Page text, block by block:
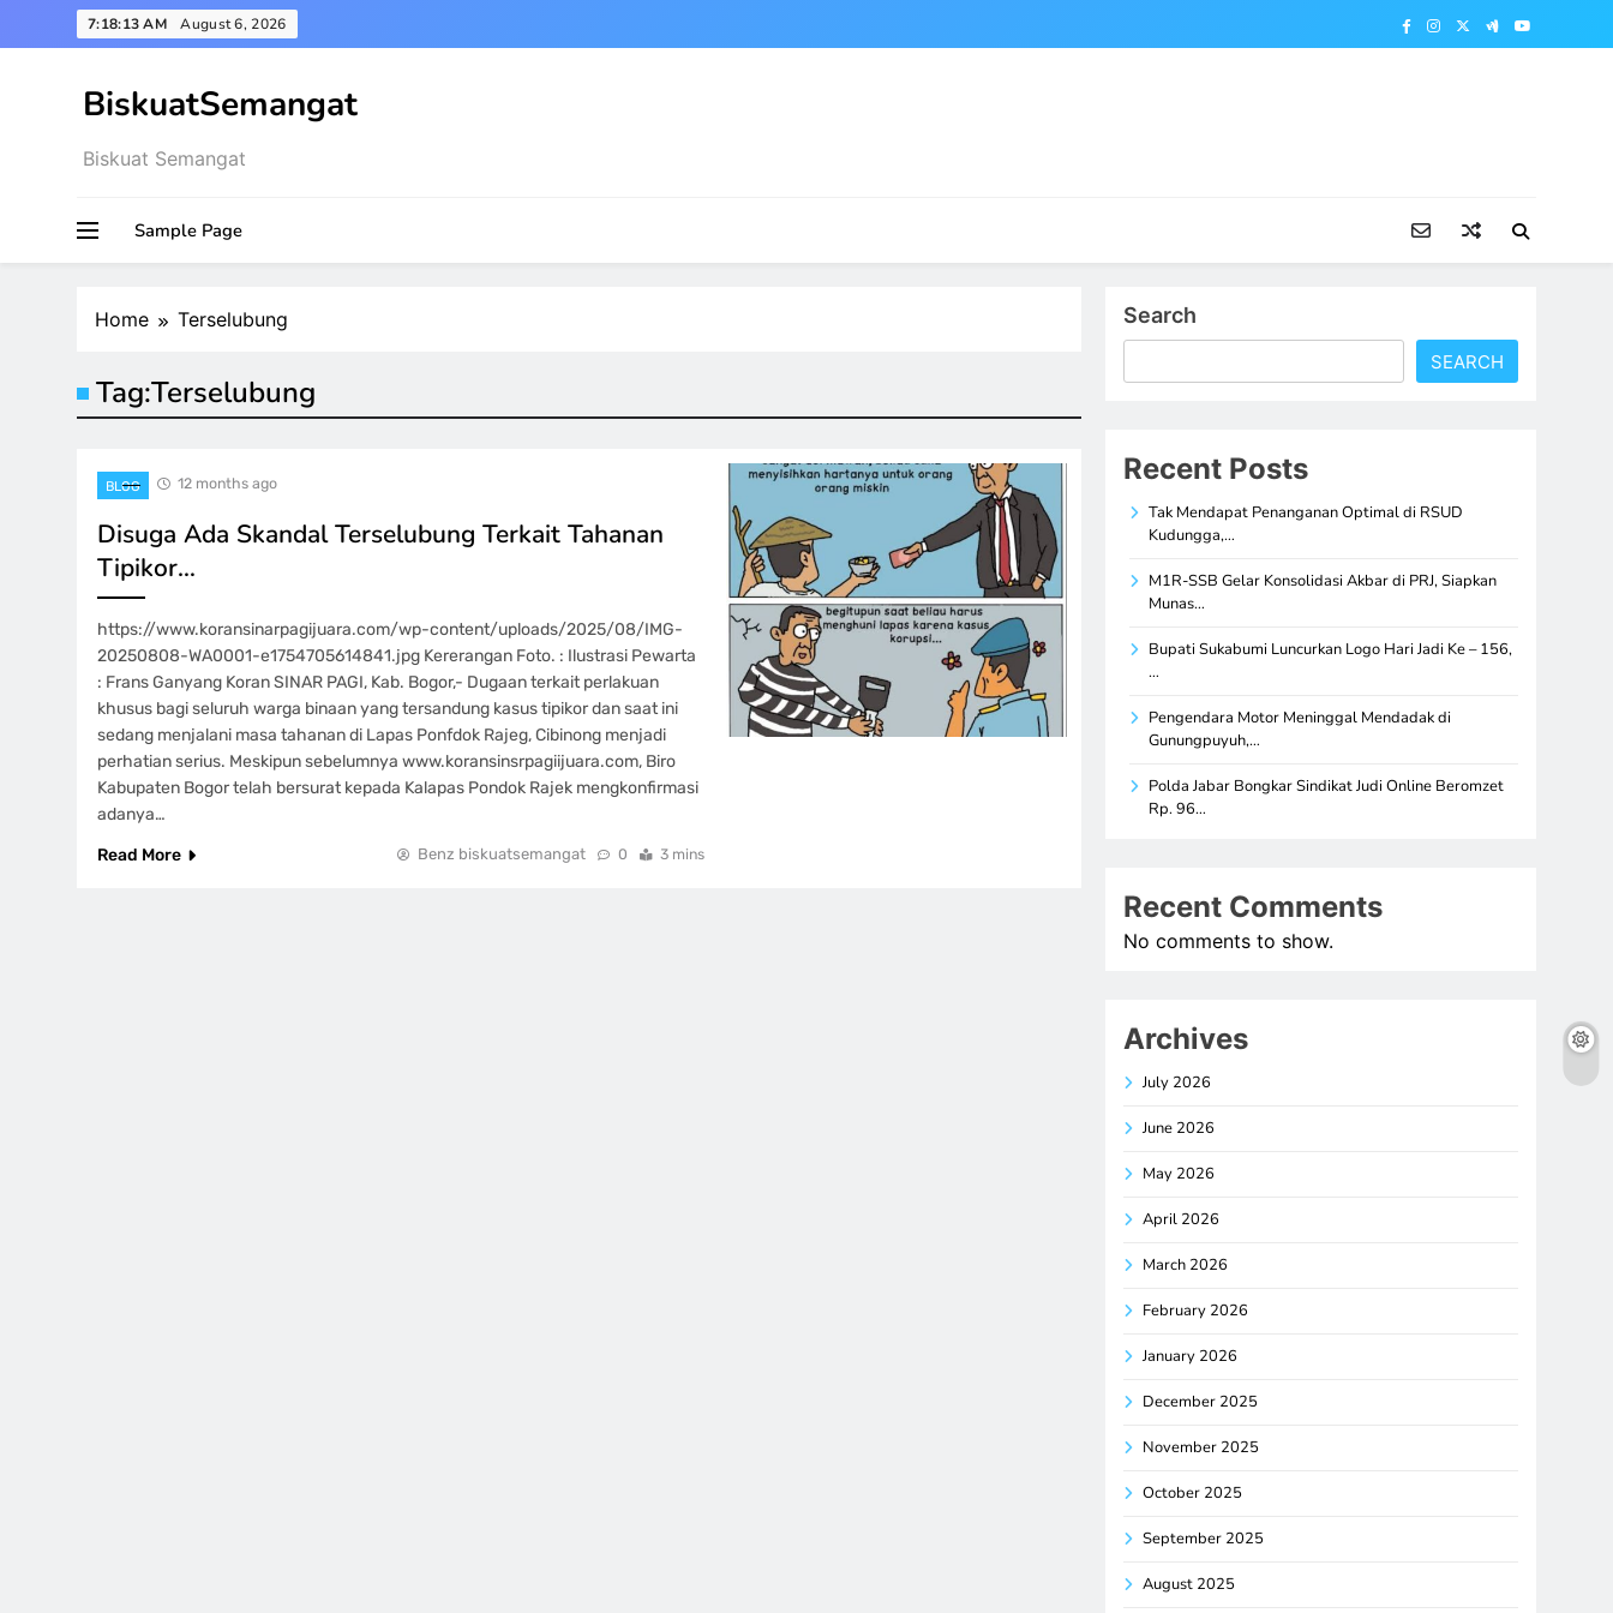
to
7:18:13 AM August 6, 2026
BiskuatSemangat
Biskuat Semangat
Sample Page
Home Terselubung
Tag:Terselubung
BLOG 12 months ago
Disuga Ada Skandal Terselubung Terkait Tahanan
Tipikor…
https://www.koransinarpagijuara.com/wp-content/uploads/2025/08/IMG-
20250808-WA0001-e1754705614841.jpg Kererangan Foto. : Ilustrasi Pewarta
: Frans Ganyang Koran SINAR PAGI, Kab. Bogor,- Dugaan terkait perlakuan
khusus bagi seluruh warga binaan yang tersandung kasus tipikor dan saat ini
sedang menjalani masa tahanan di Lapas Ponfdok Rajeg, Cibinong menjadi
perhatian serius. Meskipun sebelumnya www.koransinsrpagiijuara.com, Biro
Kabupaten Bogor telah bersurat kepada Kalapas Pondok Rajek mengkonfirmasi
adanya…
Read More
Benz biskuatsemangat 0 3 mins
Search
SEARCH
Recent Posts
Tak Mendapat Penanganan Optimal di RSUD
Kudungga,…
M1R-SSB Gelar Konsolidasi Akbar di PRJ, Siapkan
Munas…
Bupati Sukabumi Luncurkan Logo Hari Jadi Ke – 156,
…
Pengendara Motor Meninggal Mendadak di
Gunungpuyuh,…
Polda Jabar Bongkar Sindikat Judi Online Beromzet
Rp. 96…
Recent Comments
No comments to show.
Archives
July 2026
June 2026
May 2026
April 2026
March 2026
February 2026
January 2026
December 2025
November 2025
October 2025
September 2025
August 2025